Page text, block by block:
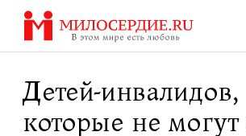
Перейти
содержанию
Детей-инвалидов,
которые не могут